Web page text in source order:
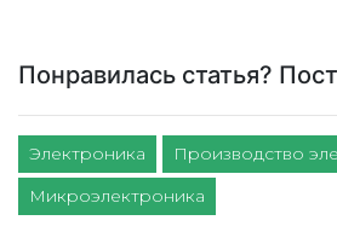
Понравилась статья?
Электроника
Производство
Микроэлектроника